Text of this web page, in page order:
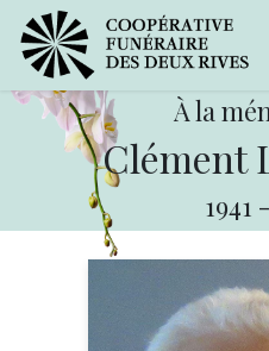
À la
Clément
1941 -